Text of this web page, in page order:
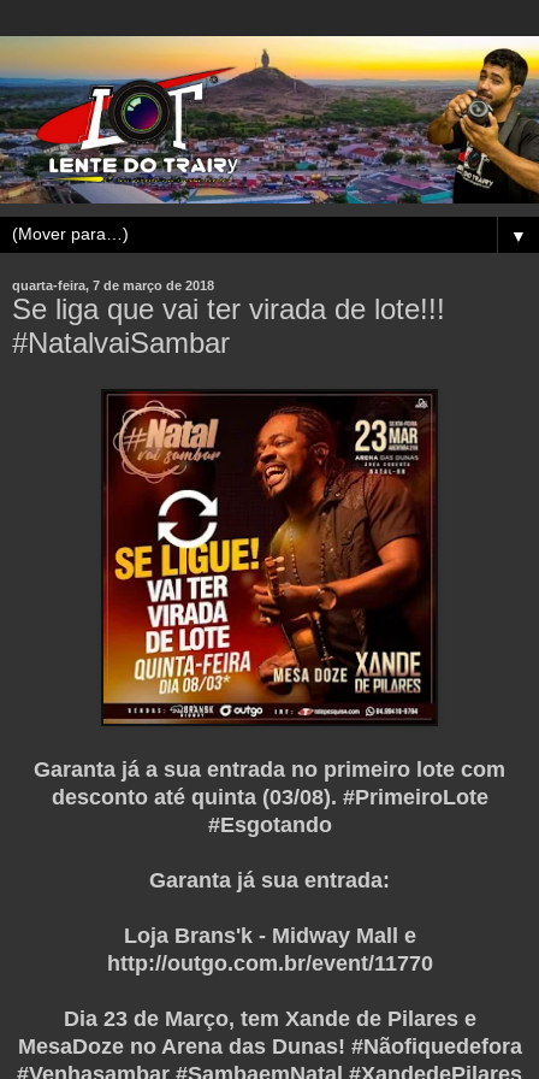
▼
quarta-feira, 7 de março de 2018
Se liga que vai ter virada de lote!!!
#NatalvaiSambar
Garanta já a sua entrada no primeiro lote com
desconto até quinta (03/08). #PrimeiroLote
#Esgotando
Garanta já sua entrada:
Loja Brans'k - Midway Mall e
http://outgo.com.br/event/11770
Dia 23 de Março, tem Xande de Pilares e
MesaDoze no Arena das Dunas! #Nãofiquedefora